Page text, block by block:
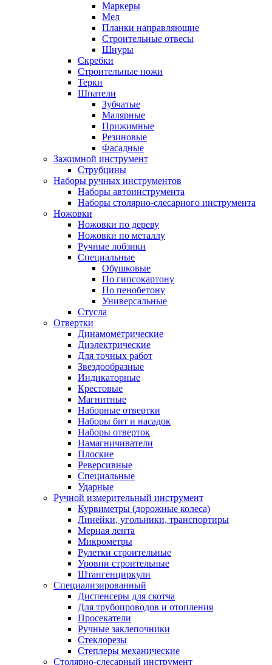
Маркеры
Мел
Планки направляющие
Строительные отвесы
Шнуры
Скребки
Строительные ножи
Терки
Шпатели
Зубчатые
Малярные
Прижимные
Резиновые
Фасадные
Зажимной инструмент
Струбцины
Наборы ручных инструментов
Наборы автоинструмента
Наборы столярно-слесарного инструмента
Ножовки
Ножовки по дереву
Ножовки по металлу
Ручные лобзики
Специальные
Обушковые
По гипсокартону
По пенобетону
Универсальные
Стусла
Отвертки
Динамометрические
Диэлектрические
Для точных работ
Звездообразные
Индикаторные
Крестовые
Магнитные
Наборные отвертки
Наборы бит и насадок
Наборы отверток
Намагничиватели
Плоские
Реверсивные
Специальные
Ударные
Ручной измерительный инструмент
Курвиметры (дорожные колеса)
Линейки, угольники, транспортиры
Мерная лента
Микрометры
Рулетки строительные
Уровни строительные
Штангенциркули
Специализированный
Диспенсеры для скотча
Для трубопроводов и отопления
Просекатели
Ручные заклепочники
Стеклорезы
Степлеры механические
Столярно-слесарный инструмент